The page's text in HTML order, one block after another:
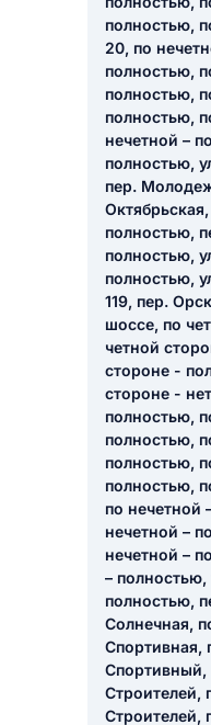
полностью,
20, по
полностью,
полностью,
полностью,
нечетной –
полностью,
пер.
полностью,
полностью,
полностью,
119, пер.
шоссе, по
четной
стороне -
стороне -
полностью,
полностью,
полностью,
полностью,
по нечетной
нечетной –
нечетной –
– полностью,
полностью,
Солнечная,
Спортивная,
Спортивный,
Строителей,
Строителей,
разрешить
ОСТАВИТЬ ОТЗЫВ